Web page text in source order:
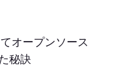
オープンソース
秘訣